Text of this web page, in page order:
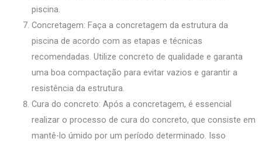
piscina.
Concretagem: Faça a concretagem da estrutura da
piscina de acordo com as etapas e técnicas
recomendadas. Utilize concreto de qualidade e garanta
uma boa compactação para evitar vazios e garantir a
resistência da estrutura.
Cura do concreto: Após a concretagem, é essencial
realizar o processo de cura do concreto, que consiste em
mantê-lo úmido por um período determinado. Isso